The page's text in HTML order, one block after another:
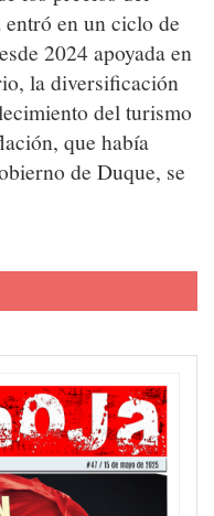
en un ciclo de
2024 apoyada en
la diversificación
del turismo
que había
de Duque, se